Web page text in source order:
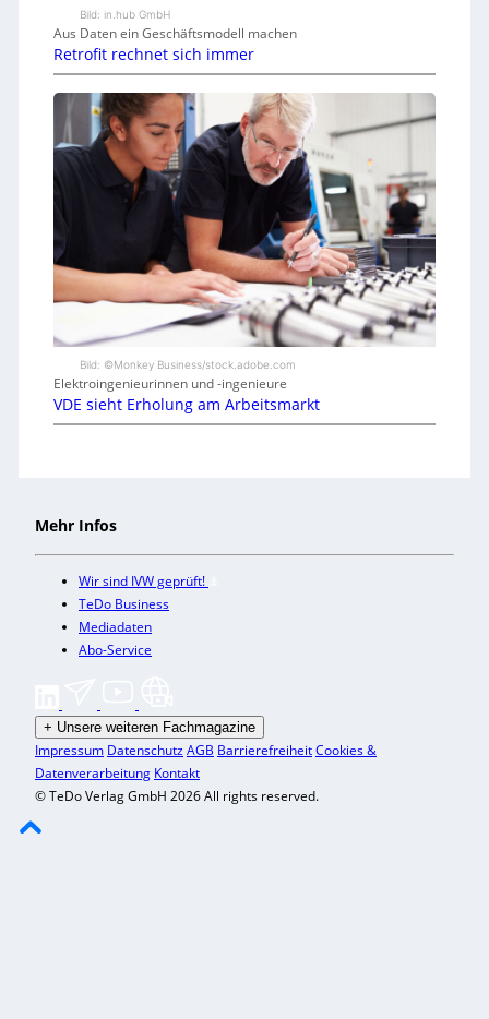
Bild: in.hub GmbH
Aus Daten ein Geschäftsmodell machen
Retrofit rechnet sich immer
Bild: ©Monkey Business/stock.adobe.com
Elektroingenieurinnen und -ingenieure
VDE sieht Erholung am Arbeitsmarkt
Mehr Infos
Wir sind IVW geprüft!
TeDo Business
Mediadaten
Abo-Service
+ Unsere weiteren Fachmagazine
Impressum DatenschutzAGB BarrierefreiheitCookies &
Datenverarbeitung Kontakt
© TeDo Verlag GmbH 2026 All rights reserved.